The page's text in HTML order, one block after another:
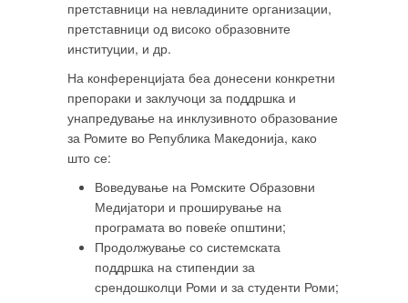
претставници на невладините организации,
претставници од високо образовните
институции, и др.
На конференцијата беа донесени конкретни
препораки и заклучоци за поддршка и
унапредување на инклузивното образование
за Ромите во Република Македонија, како
што се:
Воведување на Ромските Образовни
Медијатори и проширување на
програмата во повеќе општини;
Продолжување со системската
поддршка на стипендии за
срендошколци Роми и за студенти Роми;